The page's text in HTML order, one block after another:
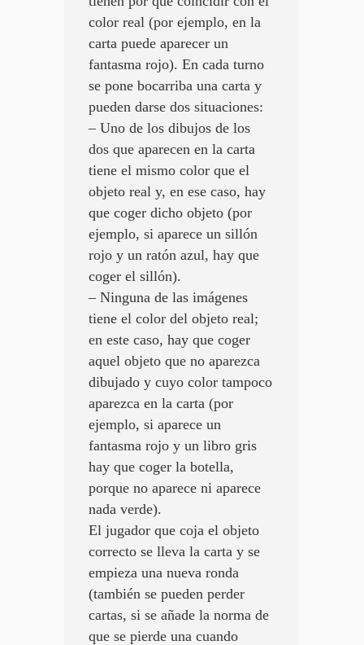
color real (por ejemplo, en la
carta puede aparecer un
fantasma rojo). En cada turno
se pone bocarriba una carta y
pueden darse dos situaciones:
– Uno de los dibujos de los
dos que aparecen en la carta
tiene el mismo color que el
objeto real y, en ese caso, hay
que coger dicho objeto (por
ejemplo, si aparece un sillón
rojo y un ratón azul, hay que
coger el sillón).
– Ninguna de las imágenes
tiene el color del objeto real;
en este caso, hay que coger
aquel objeto que no aparezca
dibujado y cuyo color tampoco
aparezca en la carta (por
ejemplo, si aparece un
fantasma rojo y un libro gris
hay que coger la botella,
porque no aparece ni aparece
nada verde).
El jugador que coja el objeto
correcto se lleva la carta y se
empieza una nueva ronda
(también se pueden perder
cartas, si se añade la norma de
que se pierde una cuando